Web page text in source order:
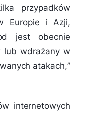
przypadków
Europie i Azji,
jest obecnie
lub wdrażany w
atakach,”
internetowych